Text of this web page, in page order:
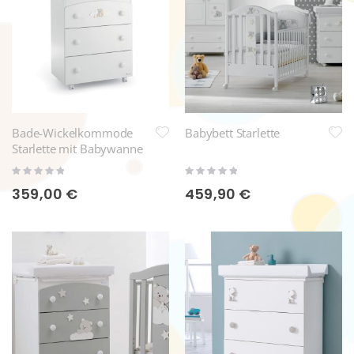
Bade-Wickelkommode
Starlette mit Babywanne
Rating:
359,00 €
Babybett Starlette
Rating:
459,90 €